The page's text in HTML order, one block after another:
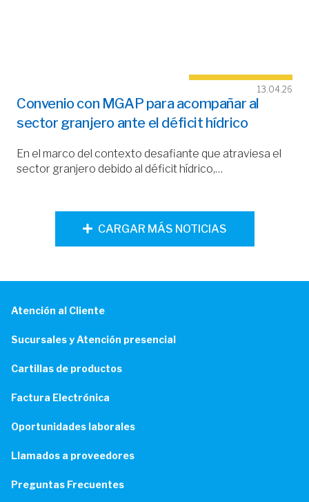
13.04.26
Convenio con MGAP para acompañar al
sector granjero ante el déficit hídrico
En el marco del contexto desafiante que atraviesa el
sector granjero debido al déficit hídrico,…
CARGAR MÁS NOTICIAS
Atención al Cliente
Sucursales y Atención presencial
Cartillas de productos
Factura Electrónica
Oportunidades laborales
Llamados a proveedores
Preguntas Frecuentes